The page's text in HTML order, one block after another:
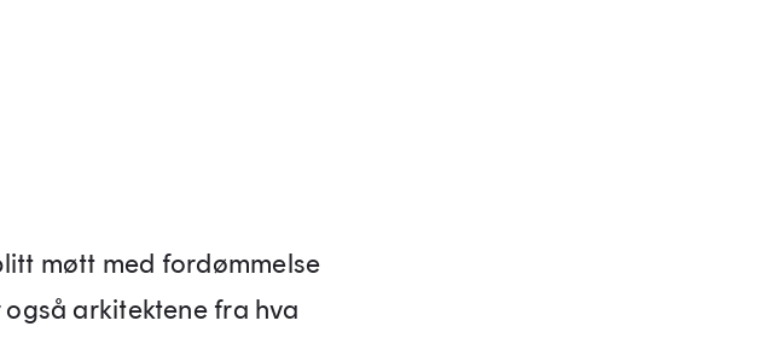
møtt med fordømmelse
arkitektene fra hva